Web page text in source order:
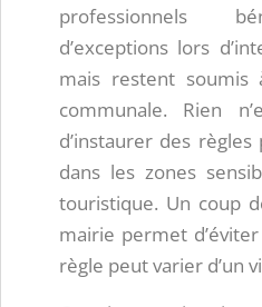
professionnels
d’exceptions lors
mais restent soumis
communale. Rien
d’instaurer des
dans les zones
touristique. Un coup
mairie permet
règle peut varier d’un